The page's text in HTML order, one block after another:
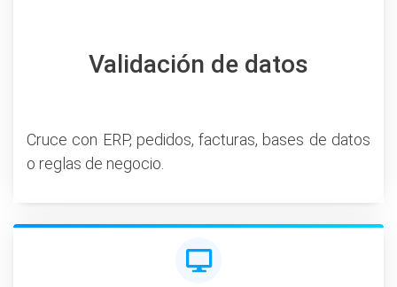
Validación de datos
Cruce con ERP, pedidos, facturas, bases de datos
o reglas de negocio.